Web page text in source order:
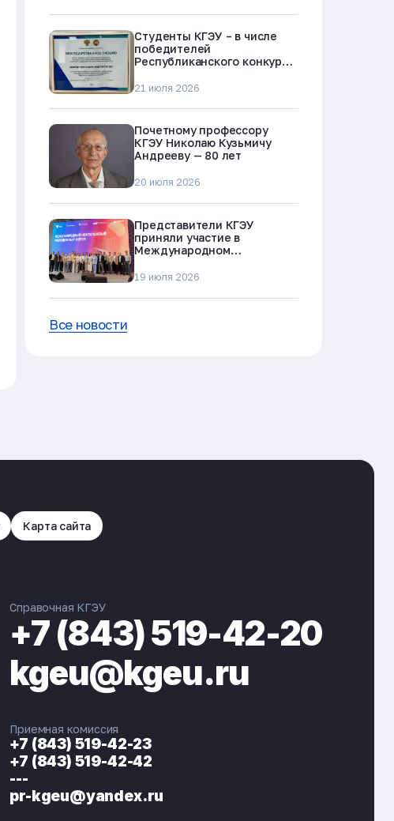
ЭНЕРГОКОД — ПОМОЩНИК КГЭУ
Студенты КГЭУ – в числе
победителей
Республиканского конкурса
наркотиков и телефонного
21 июля 2026
Почетному профессору
КГЭУ Николаю Кузьмичу
Андрееву — 80 лет
20 июля 2026
Представители КГЭУ
приняли участие в
Международном
форуме в Альметьевске
19 июля 2026
Все новости
Карта сайта
Справочная КГЭУ
+7 (843) 519-42-20
kgeu@kgeu.ru
Приемная комиссия
+7 (843) 519-42-23
+7 (843) 519-42-42
---
pr-kgeu@yandex.ru